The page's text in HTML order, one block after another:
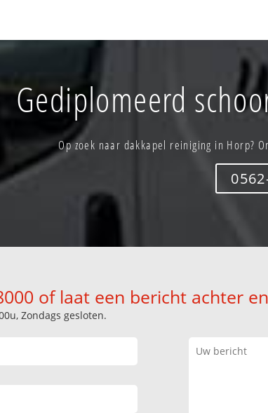
Gediplomeerd
Op zoek naar dakkapel reiniging in Horp?
of laat een bericht achter
Zondags gesloten.